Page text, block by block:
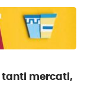
tanti mercati,